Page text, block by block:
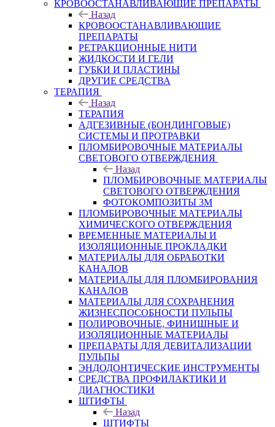
КРОВООСТАНАВЛИВАЮЩИЕ ПРЕПАРАТЫ
Назад
КРОВООСТАНАВЛИВАЮЩИЕ
ПРЕПАРАТЫ
РЕТРАКЦИОННЫЕ НИТИ
ЖИДКОСТИ И ГЕЛИ
ГУБКИ И ПЛАСТИНЫ
ДРУГИЕ СРЕДСТВА
ТЕРАПИЯ
Назад
ТЕРАПИЯ
АДГЕЗИВНЫЕ (БОНДИНГОВЫЕ)
СИСТЕМЫ И ПРОТРАВКИ
ПЛОМБИРОВОЧНЫЕ МАТЕРИАЛЫ
СВЕТОВОГО ОТВЕРЖДЕНИЯ
Назад
ПЛОМБИРОВОЧНЫЕ МАТЕРИАЛЫ
СВЕТОВОГО ОТВЕРЖДЕНИЯ
ФОТОКОМПОЗИТЫ 3М
ПЛОМБИРОВОЧНЫЕ МАТЕРИАЛЫ
ХИМИЧЕСКОГО ОТВЕРЖДЕНИЯ
ВРЕМЕННЫЕ МАТЕРИАЛЫ И
ИЗОЛЯЦИОННЫЕ ПРОКЛАДКИ
МАТЕРИАЛЫ ДЛЯ ОБРАБОТКИ
КАНАЛОВ
МАТЕРИАЛЫ ДЛЯ ПЛОМБИРОВАНИЯ
КАНАЛОВ
МАТЕРИАЛЫ ДЛЯ СОХРАНЕНИЯ
ЖИЗНЕСПОСОБНОСТИ ПУЛЬПЫ
ПОЛИРОВОЧНЫЕ, ФИНИШНЫЕ И
ИЗОЛЯЦИОННЫЕ МАТЕРИАЛЫ
ПРЕПАРАТЫ ДЛЯ ДЕВИТАЛИЗАЦИИ
ПУЛЬПЫ
ЭНДОДОНТИЧЕСКИЕ ИНСТРУМЕНТЫ
СРЕДСТВА ПРОФИЛАКТИКИ И
ДИАГНОСТИКИ
ШТИФТЫ
Назад
ШТИФТЫ